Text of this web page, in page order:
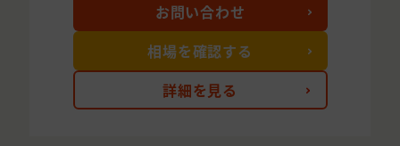
詳細を見る
お問い合わせ
相場を確認する